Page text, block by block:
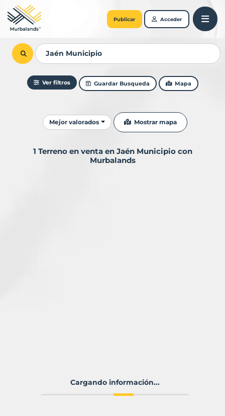
Publicar Acceder
Ver filtros Guardar Busqueda Mapa
Ordenar resultados
Mejor valorados Mostrar mapa
1 Terreno en venta en Jaén Municipio con
Murbalands
Cargando información...